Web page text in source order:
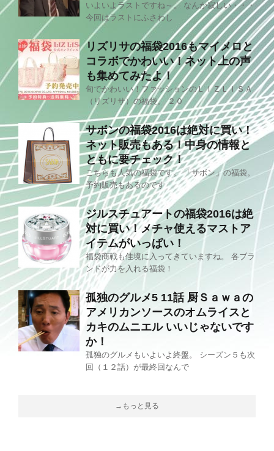
いよいよラストですね～。 なんか寂しい・・・
今回はラストにふさわし
リズリサの福袋2016もマイメロと
コラボでかわいい！ネット上の声
も集めてみたよ！
旬でかわいい！ファッションのＬＩＺＬＩＳＡ
（リズリサ）の福袋。 ２０
サボンの福袋2016は絶対に買い！
ネット販売もある！中身の情報と
ともに要チェック！
こちらも人気の福袋です。 「サボン」の福袋。
予約販売もあるのです
ジルスチュアートの福袋2016は絶
対に買い！メチャ使えるマストア
イテムがいっぱい！
福袋商戦も佳境に入ってきていますね。 各ブラ
ンドが力を入れる福袋！
孤独のグルメ5 11話 厨Ｓａｗａの
アメリカンソースのオムライスと
カキのムニエル いいじゃないです
か！
孤独のグルメもいよいよ終盤。 シーズン５も次
回（１２話）が最終回なんで
→もっと見る